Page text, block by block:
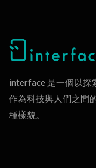
interface 是一個以探
作為科技與人們之間
種樣貌。